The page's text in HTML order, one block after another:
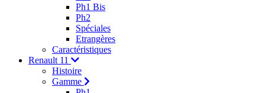
Ph1 Bis
Ph2
Spéciales
Etrangères
Caractéristiques
Renault 11
Histoire
Gamme